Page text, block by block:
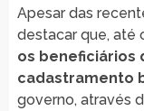
Apesar das
destacar que, até
os beneficiários
cadastramento
governo, através